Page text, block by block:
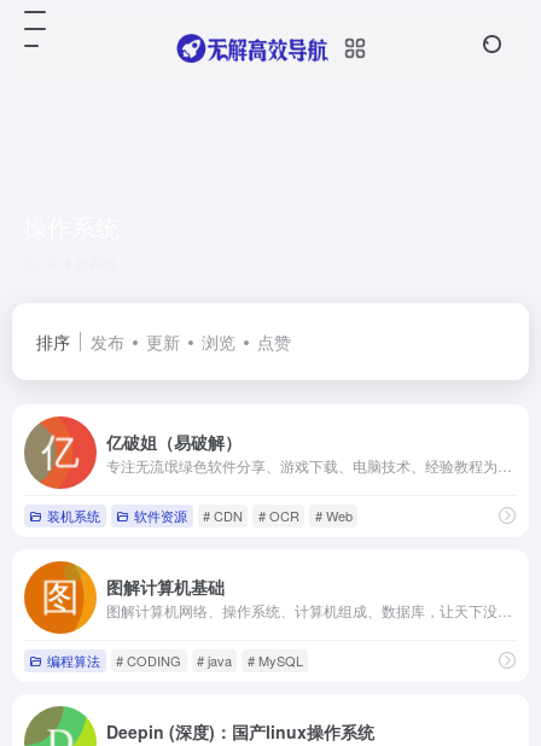
排序 发布 更新 浏览 点赞
亿破姐（易破解）
装机系统 软件资源 # CDN # OCR # Web
图解计算机基础
编程算法 # CODING # java # MySQL
Deepin (深度)：国产linux操作系统